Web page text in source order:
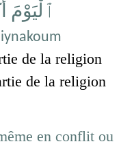
ٱلْيَوْمَ
de la religion
de la religion
en conflit ou